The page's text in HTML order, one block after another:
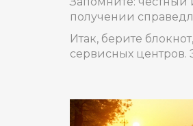
получении
Итак, берите
сервисных центров.